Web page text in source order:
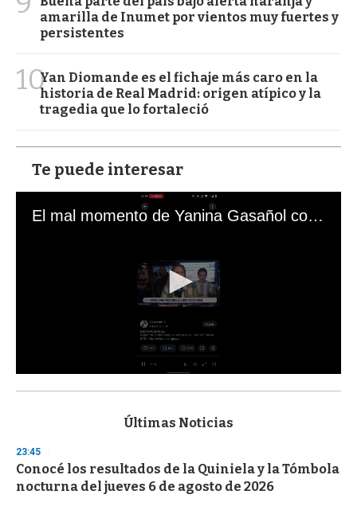
amarilla de Inumet por vientos muy fuertes y
persistentes
10Yan Diomande es el fichaje más caro en la
historia de Real Madrid: origen atípico y la
tragedia que lo fortaleció
Te puede interesar
El mal momento de Yanina Gasañol con un hincha argentino en "Subrayado"
s
d
s
o
f
Últimas Noticias
23:45
Conocé los resultados de la Quiniela y la Tómbola
nocturna del jueves 6 de agosto de 2026